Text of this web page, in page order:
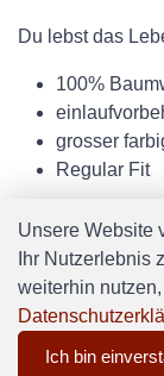
Du lebst das
100%
grosser
Regular Fit
Unsere Website
Ihr Nutzerlebnis
weiterhin
Ich bin